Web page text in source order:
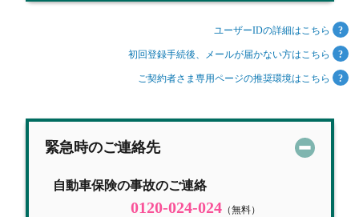
ユーザーIDの詳細はこちら
初回登録手続後、メールが届かない方はこちら
ご契約者さま専用ページの推奨環境はこちら
緊急時のご連絡先
自動車保険の事故のご連絡
0120-024-024 （無料）